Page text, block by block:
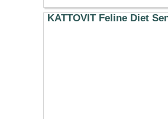
24.93 €
KATTOVIT Feline Diet